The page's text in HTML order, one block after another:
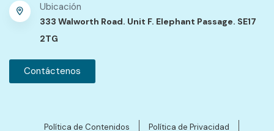
Ubicación
333 Walworth Road. Unit F. Elephant Passage. SE17
2TG
Contáctenos
Política de Contenidos Política de Privacidad